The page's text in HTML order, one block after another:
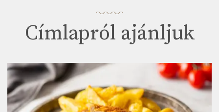
Címlapról ajánljuk